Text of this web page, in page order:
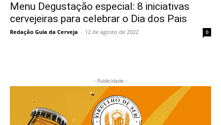
Menu Degustação especial: 8 iniciativas
cervejeiras para celebrar o Dia dos Pais
Redação Guia da Cerveja - 12 de agosto de 2022 0
- Publicidade -